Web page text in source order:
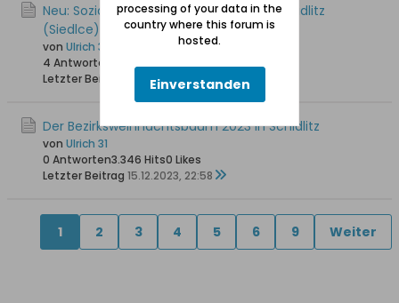
Neu: Soziales Café "Caffe Aktywni" in Schidlitz
(Siedlce)
von Ulrich 31
4 Antworten
Letzter Beitrag
21.12.2023, 23:57
Der Bezirksweihnachtsbaum 2023 in Schidlitz
von Ulrich 31
0 Antworten3.346 Hits0 Likes
Letzter Beitrag 15.12.2023, 22:58
1 2 3 4 5 6 9 Weiter
processing of your data in the
country where this forum is
hosted.
Einverstanden